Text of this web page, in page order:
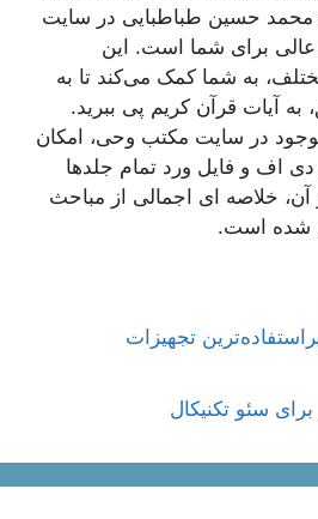
محمد حسین طباطبایی در سایت
برای شما است. این
به شما کمک می‌کند تا به
آیات قرآن کریم پی ببرید.
در سایت مکتب وحی، امکان
دی اف و فایل ورد تمام جلدها
خلاصه ای اجمالی از مباحث
شده است.
تجهیزات
سئو تکنیکال